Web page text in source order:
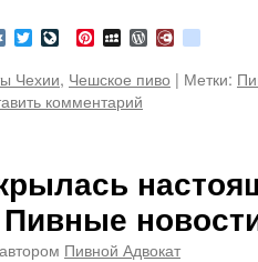
VK TwitterLiveJournal
PinterestMySpaceWordPress
Diary.Ru
Чехии, Чешское пиво | Метки:
комментарий
Пивные
автором Пивной Адвокат